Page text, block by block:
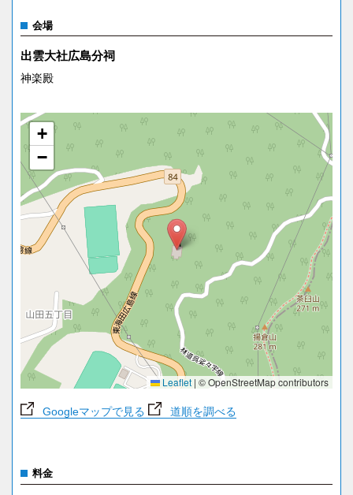
会場
出雲大社広島分祠
神楽殿
+
−
Leaflet | © OpenStreetMap contributors
Googleマップで見る 道順を調べる
料金